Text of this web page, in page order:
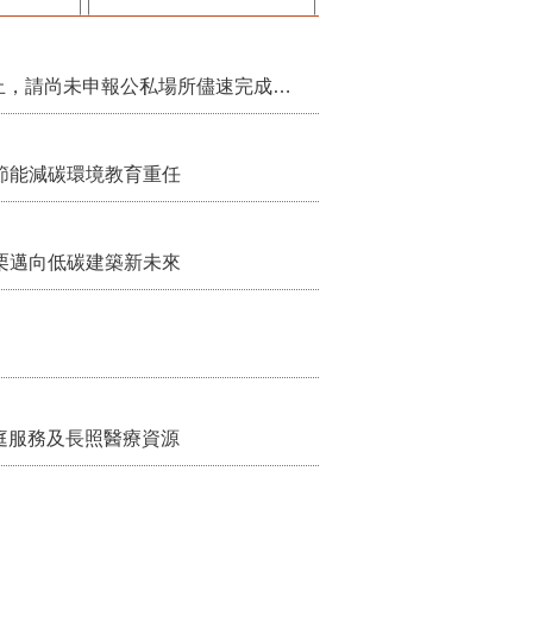
115年第2季固定源空污費申報已於7月底截止，請尚未申報公私場所儘速完成申繳，以免面臨滯納金及罰鍰!
減碳環境教育重任
向低碳建築新未來
服務及長照醫療資源